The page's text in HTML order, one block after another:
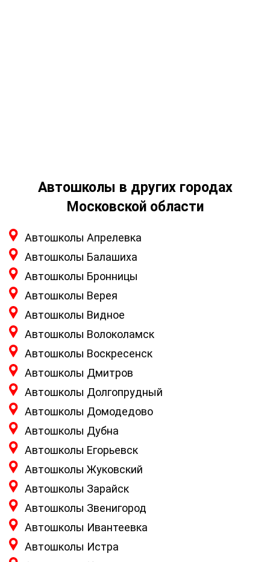
Автошколы в других городах
Московской области
Автошколы Апрелевка
Автошколы Балашиха
Автошколы Бронницы
Автошколы Верея
Автошколы Видное
Автошколы Волоколамск
Автошколы Воскресенск
Автошколы Дмитров
Автошколы Долгопрудный
Автошколы Домодедово
Автошколы Дубна
Автошколы Егорьевск
Автошколы Жуковский
Автошколы Зарайск
Автошколы Звенигород
Автошколы Ивантеевка
Автошколы Истра